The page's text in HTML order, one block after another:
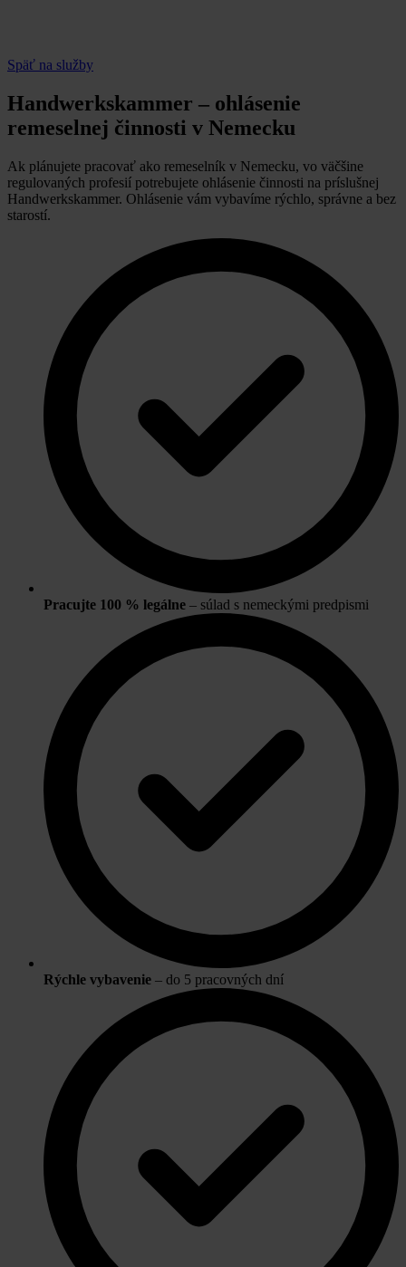
Späť na služby
Handwerkskammer – ohlásenie
remeselnej činnosti v Nemecku
Ak plánujete pracovať ako remeselník v Nemecku, vo väčšine
regulovaných profesií potrebujete ohlásenie činnosti na príslušnej
Handwerkskammer. Ohlásenie vám vybavíme rýchlo, správne a bez
starostí.
Pracujte 100 % legálne – súlad s nemeckými predpismi
Rýchle vybavenie – do 5 pracovných dní